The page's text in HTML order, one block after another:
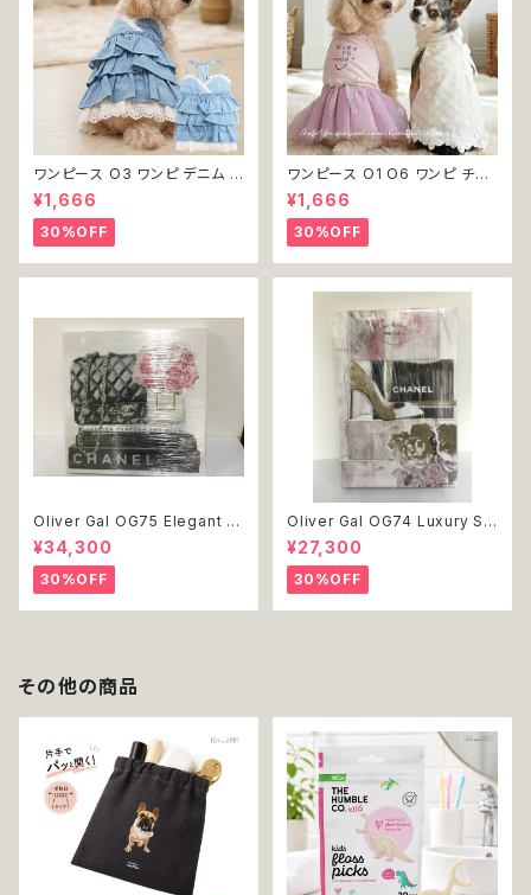
ワンピース O3 ワンピ デニム プ
リーツ レース 女の子 犬 犬服
小型 猫 服 洋服 ペット dog ド
ッグウェア おしゃれ かわいい 返
品交換不可
¥1,666
30%OFF
ワンピース O1 O6 ワンピ チュ
ール レース 花 フラワー 女の子
犬 犬服 小型 猫 服 洋服 ペット
dog ドッグウェア おしゃれ かわ
いい 返品交換不可
¥1,666
30%OFF
Oliver Gal OG75 Elegant E
ssentials Paris 絵 アート イ
ンテリア お祝い 贈り物 プレゼ
ント 結婚 新築 開店 周年 バー
スデイ 誕生日 ご褒美
¥34,300
30%OFF
Oliver Gal OG74 Luxury St
acked Shoes Rose Giftbo
x 絵 アート インテリア お祝い
贈り物 プレゼント 結婚 新築 開
店 周年 バースデイ 誕生日 ご褒
美
¥27,300
30%OFF
その他の商品